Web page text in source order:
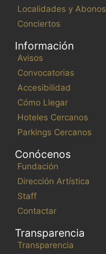
Localidades y Abonos
Conciertos
Información
Avisos
Convocatorias
Accesibilidad
Cómo Llegar
Hoteles Cercanos
Parkings Cercanos
Conócenos
Fundación
Dirección Artística
Staff
Contactar
Transparencia
Transparencia